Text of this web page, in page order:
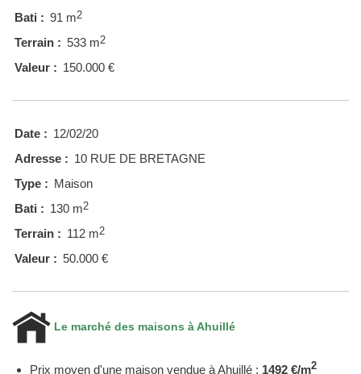
Bati : 91 m2
Terrain : 533 m2
Valeur : 150.000 €
Date : 12/02/20
Adresse : 10 RUE DE BRETAGNE
Type : Maison
Bati : 130 m2
Terrain : 112 m2
Valeur : 50.000 €
Le marché des maisons à Ahuillé
Prix moyen d'une maison vendue à Ahuillé : 1492 €/m2